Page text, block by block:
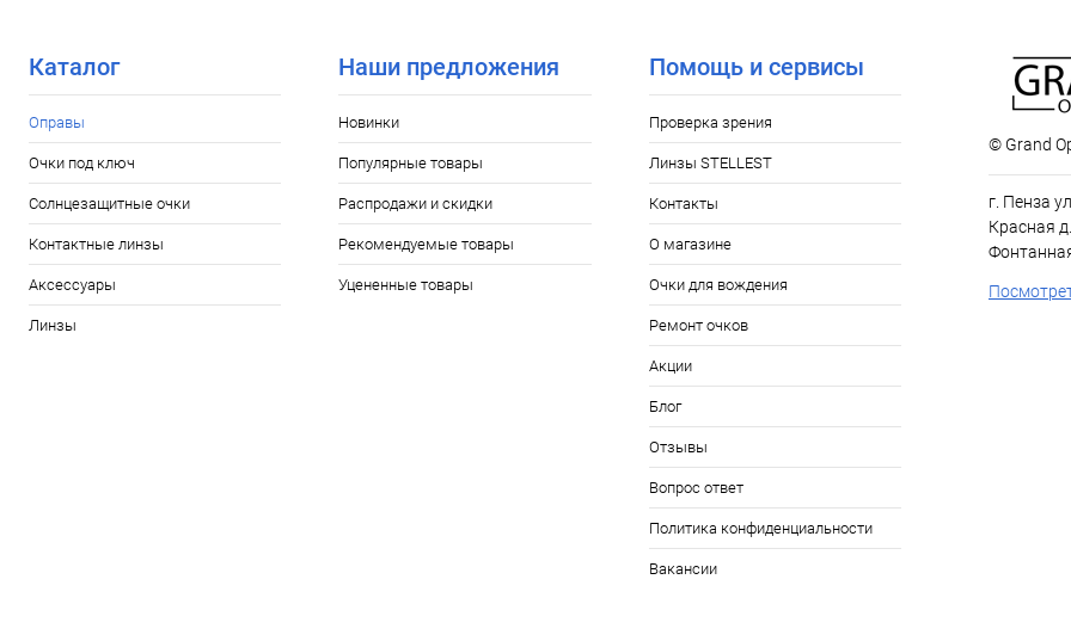
Каталог
Оправы
Очки под ключ
Солнцезащитные очки
Контактные линзы
Аксессуары
Линзы
Наши предложения
Новинки
Популярные товары
Распродажи и скидки
Рекомендуемые товары
Уцененные товары
Помощь и сервисы
Проверка зрения
Линзы STELLEST
Контакты
О магазине
Очки для вождения
Ремонт очков
Акции
Блог
Отзывы
Вопрос ответ
Политика конфиденциальности
Вакансии
© Grand
г. Пенза
Красная